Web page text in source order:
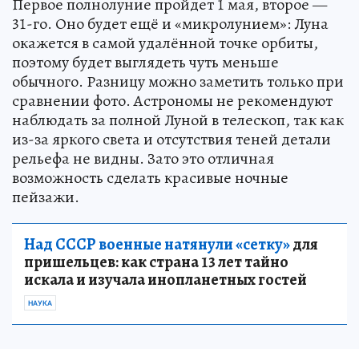
Первое полнолуние пройдет 1 мая, второе —
31-го. Оно будет ещё и «микролунием»: Луна
окажется в самой удалённой точке орбиты,
поэтому будет выглядеть чуть меньше
обычного. Разницу можно заметить только при
сравнении фото. Астрономы не рекомендуют
наблюдать за полной Луной в телескоп, так как
из-за яркого света и отсутствия теней детали
рельефа не видны. Зато это отличная
возможность сделать красивые ночные
пейзажи.
Над СССР военные натянули «сетку»для
пришельцев: как страна 13 лет тайно
искала и изучала инопланетных гостей
НАУКА